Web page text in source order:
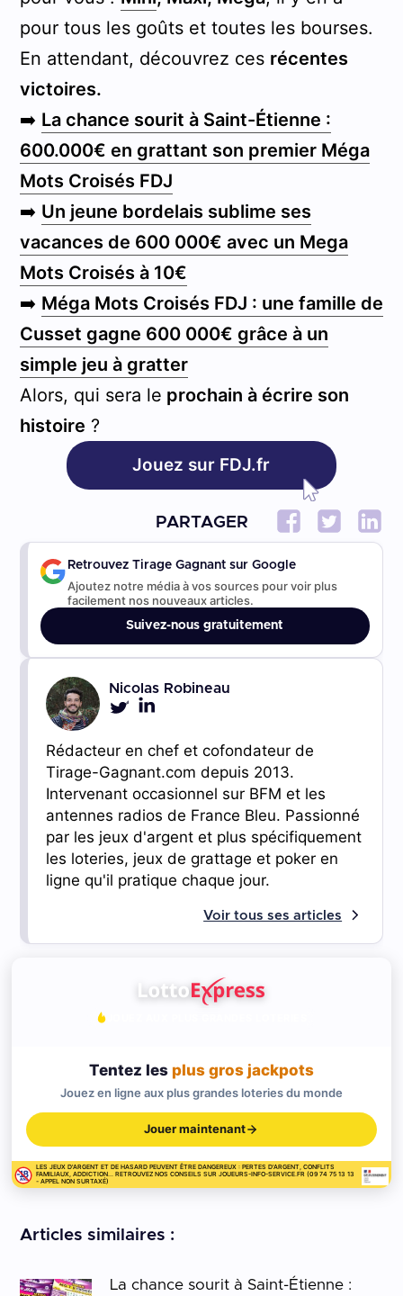
pour tous les goûts et toutes les bourses.
En attendant, découvrez ces récentes
victoires.
➡️ La chance sourit à Saint-Étienne :
600.000€ en grattant son premier Méga
Mots Croisés FDJ
➡️ Un jeune bordelais sublime ses
vacances de 600 000€ avec un Mega
Mots Croisés à 10€
➡️ Méga Mots Croisés FDJ : une famille de
Cusset gagne 600 000€ grâce à un
simple jeu à gratter
Alors, qui sera le prochain à écrire son
histoire ?
Jouez sur FDJ.fr
PARTAGER
Retrouvez Tirage Gagnant sur Google
Ajoutez notre média à vos sources pour voir plus
facilement nos nouveaux articles.
Suivez-nous gratuitement
Nicolas Robineau
Rédacteur en chef et cofondateur de
Tirage-Gagnant.com depuis 2013.
Intervenant occasionnel sur BFM et les
antennes radios de France Bleu. Passionné
par les jeux d'argent et plus spécifiquement
les loteries, jeux de grattage et poker en
ligne qu'il pratique chaque jour.
Voir tous ses articles
Tentez les plus gros jackpots
Jouez en ligne aux plus grandes loteries du monde
Jouer maintenant
LES JEUX D'ARGENT ET DE HASARD PEUVENT ÊTRE DANGEREUX : PERTES D'ARGENT, CONFLITS
FAMILIAUX, ADDICTION... RETROUVEZ NOS CONSEILS SUR JOUEURS-INFO-SERVICE.FR (09 74 75 13 13
- APPEL NON SURTAXÉ)
Articles similaires :
La chance sourit à Saint-Étienne :